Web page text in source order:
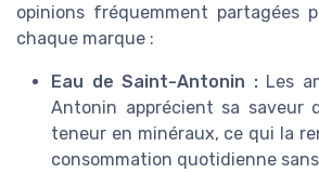
opinions fréquemment partagées
chaque marque :
Eau de Saint-Antonin :Les
Antonin apprécient sa saveur
teneur en minéraux, ce qui la
consommation quotidienne